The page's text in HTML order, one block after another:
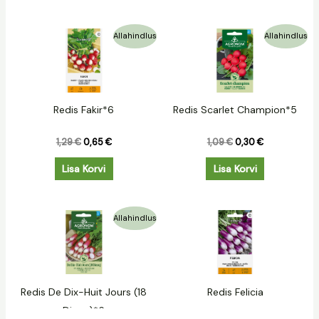
Allahindlus
Redis Fakir*6
1,29€
Algne
hind
oli:
1,29 €.
0,65€
Praegune
hind
Lisa Korvi
Allahindlus
Redis Scarlet Champion*5
1,09€
Algne
hind
oli:
1,09 €.
0,30€
Praegune
hind
Lisa Korvi
Allahindlus
Redis De Dix-Huit Jours (18
Dienu)*6
Algne
hind
oli:
1,19 €.
Praegune
hind
Redis Felicia